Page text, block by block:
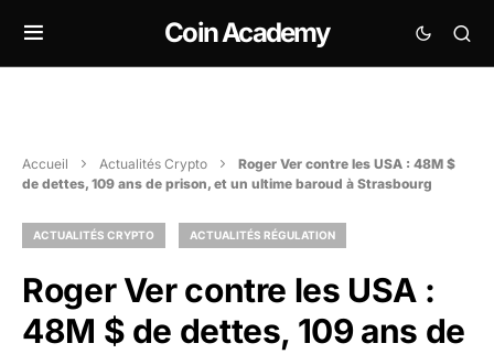
Coin Academy
Accueil Actualités Crypto
Roger Ver contre les USA : 48M $
de dettes, 109 ans de prison, et un ultime baroud à Strasbourg
ACTUALITÉS CRYPTO ACTUALITÉS RÉGULATION
Roger Ver contre les USA :
48M $ de dettes, 109 ans de